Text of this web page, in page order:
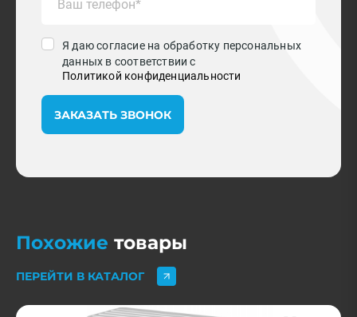
Я даю согласие на обработку персональных
данных в соответствии с
Политикой конфиденциальности
ЗАКАЗАТЬ ЗВОНОК
Похожие товары
ПЕРЕЙТИ В КАТАЛОГ